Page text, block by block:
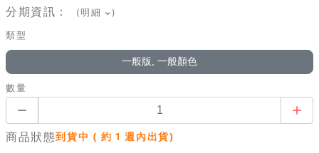
分期資訊： (明細 )
類型
一般版, 一般顏色
數量
商品狀態到貨中 ( 約 1 週內出貨)